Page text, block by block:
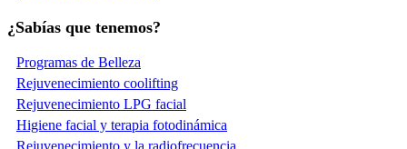
¿Sabías que tenemos?
Programas de Belleza
Rejuvenecimiento coolifting
Rejuvenecimiento LPG facial
Higiene facial y terapia fotodinámica
Rejuvenecimiento y la radiofrecuencia